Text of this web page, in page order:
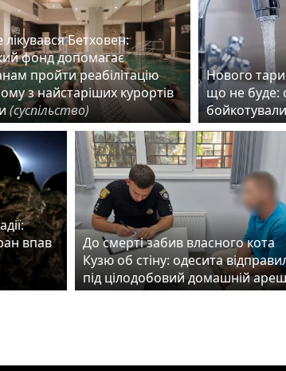
лікувався Бетховен:
фонд допомагає
пройти реабілітацію
з найстаріших курортів
(суспільство)
Нового
що не буде:
впав
До смерті забив власного кота
Кузю об стіну: одесита
під цілодобовий домашній